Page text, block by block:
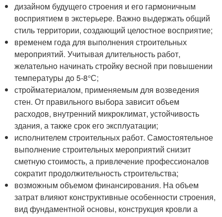
дизайном будущего строения и его гармоничным
восприятием в экстерьере. Важно выдержать общий
стиль территории, создающий целостное восприятие;
временем года для выполнения строительных
мероприятий. Учитывая длительность работ,
желательно начинать стройку весной при повышении
температуры до 5-8°С;
стройматериалом, применяемым для возведения
стен. От правильного выбора зависит объем
расходов, внутренний микроклимат, устойчивость
здания, а также срок его эксплуатации;
исполнителем строительных работ. Самостоятельное
выполнение строительных мероприятий снизит
сметную стоимость, а привлечение профессионалов
сократит продолжительность строительства;
возможным объемом финансирования. На объем
затрат влияют конструктивные особенности строения,
вид фундаментной основы, конструкция кровли а